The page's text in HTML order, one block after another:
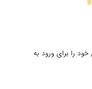
خود را برای ورود به